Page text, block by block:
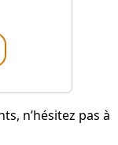
n’hésitez pas à